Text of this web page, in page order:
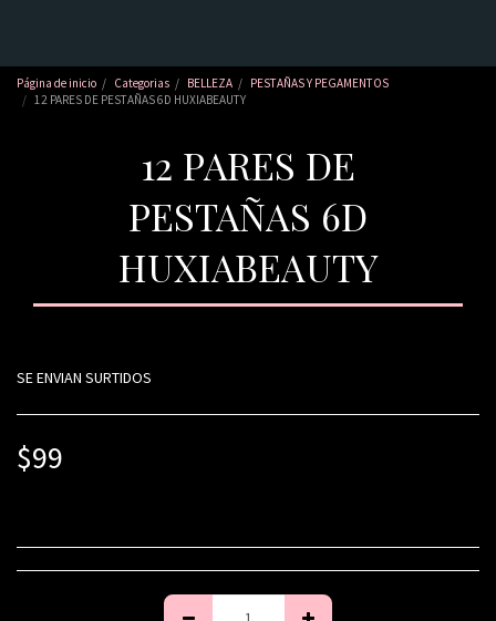
Página de inicio Categorias BELLEZA
PESTAÑAS Y PEGAMENTOS
12 PARES DE PESTAÑAS 6D HUXIABEAUTY
12 PARES DE
PESTAÑAS 6D
HUXIABEAUTY
SE ENVIAN SURTIDOS
$99